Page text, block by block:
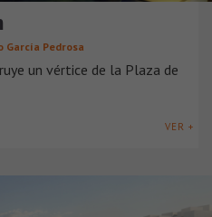
García Pedrosa
un vértice de la Plaza de
VER +